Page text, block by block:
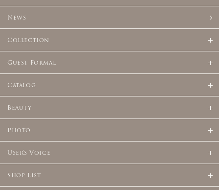
News
Collection
Guest Formal
Catalog
Beauty
Photo
User's Voice
Shop List